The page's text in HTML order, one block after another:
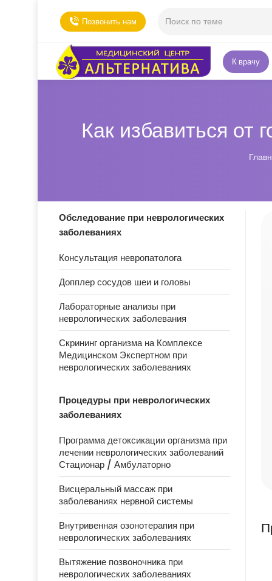
Позвонить нам
К врачу
Как избавиться от
Вы
Обследование при неврологических
заболеваниях
Консультация невропатолога
Допплер сосудов шеи и головы
Лабораторные анализы при
неврологических заболевания
Скрининг организма на Комплексе
Медицинском Экспертном при
неврологических заболеваниях
Процедуры при неврологических
заболеваниях
Программа детоксикации организма при
лечении неврологических заболеваний
Стационар / Амбулаторно
Висцеральный массаж при
заболеваниях нервной системы
Внутривенная озонотерапия при
неврологических заболеваниях
Вытяжение позвоночника при
неврологических заболеваниях